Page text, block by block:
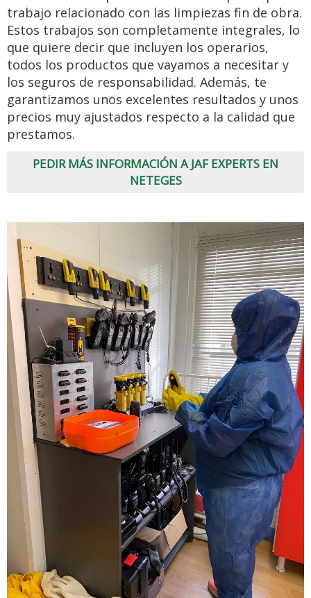
trabajo relacionado con las limpiezas fin de obra.
Estos trabajos son completamente integrales, lo
que quiere decir que incluyen los operarios,
todos los productos que vayamos a necesitar y
los seguros de responsabilidad. Además, te
garantizamos unos excelentes resultados y unos
precios muy ajustados respecto a la calidad que
prestamos.
PEDIR MÁS INFORMACIÓN A JAF EXPERTS EN
NETEGES